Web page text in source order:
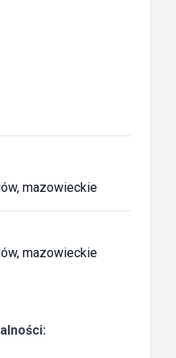
mazowieckie
mazowieckie